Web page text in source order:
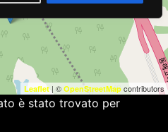
Leaflet| © OpenStreetMap contributors
è stato trovato per